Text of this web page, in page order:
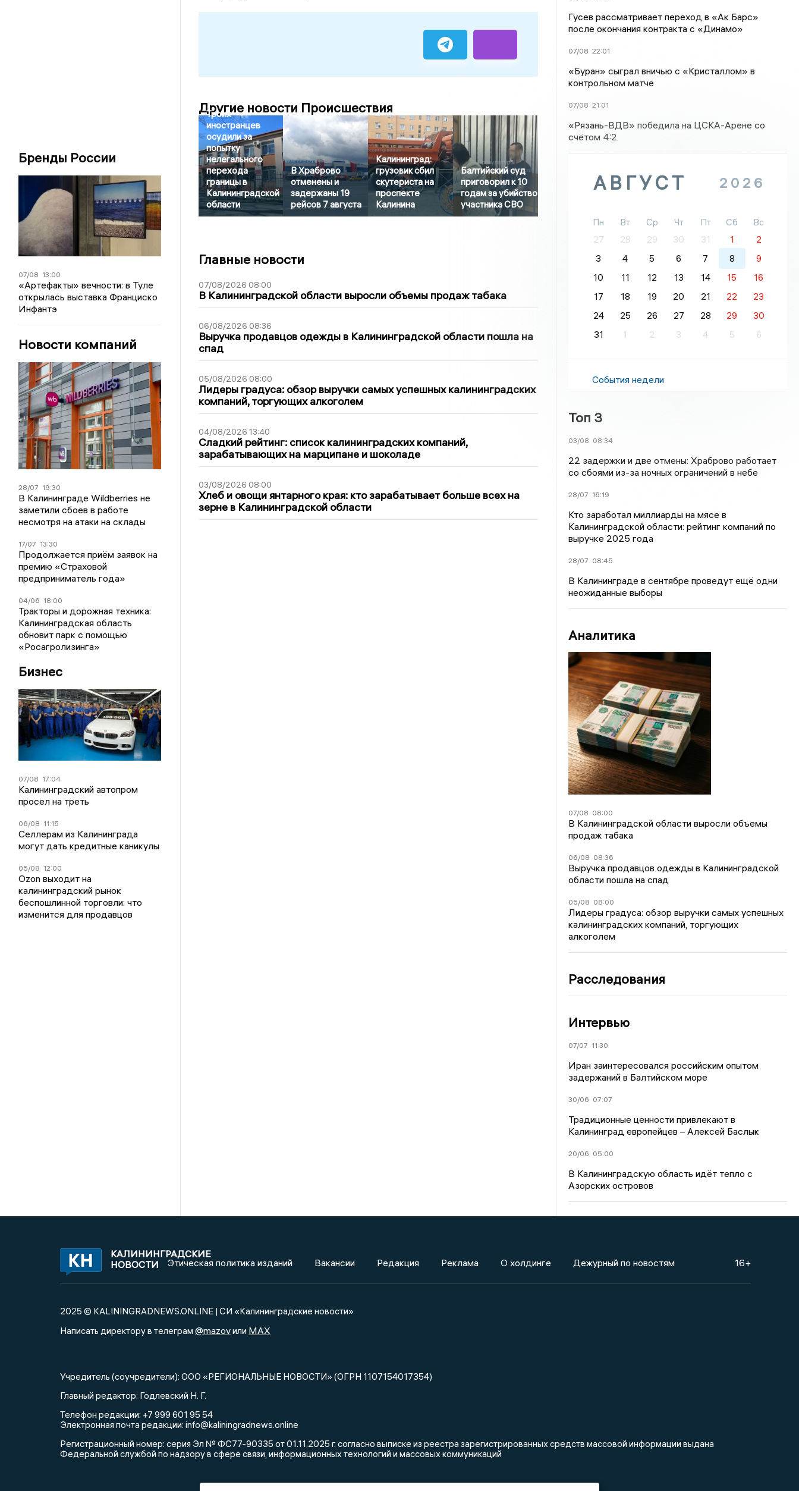
Бренды России
07/08 13:00
«Артефакты» вечности: в Туле
открылась выставка Франциско
Инфантэ
Новости компаний
28/07 19:30
В Калининграде Wildberries не
заметили сбоев в работе
несмотря на атаки на склады
17/07 13:30
Продолжается приём заявок на
премию «Страховой
предприниматель года»
04/06 18:00
Тракторы и дорожная техника:
Калининградская область
обновит парк с помощью
«Росагролизинга»
Бизнес
07/08 17:04
Калининградский автопром
просел на треть
06/08 11:15
Селлерам из Калининграда
могут дать кредитные каникулы
05/08 12:00
Ozon выходит на
калининградский рынок
беспошлинной торговли: что
изменится для продавцов
Другие новости Происшествия
Троих
иностранцев
осудили за
попытку
нелегального
перехода
границы в
Калининградской
области
В Храброво
отменены и
задержаны 19
рейсов 7 августа
Калининград:
грузовик сбил
скутериста на
проспекте
Калинина
Балтийский суд
приговорил к 10
годам за убийство
участника СВО
Главные новости
07/08/2026 08:00
В Калининградской области выросли объемы продаж табака
06/08/2026 08:36
Выручка продавцов одежды в Калининградской области пошла на
спад
05/08/2026 08:00
Лидеры градуса: обзор выручки самых успешных калининградских
компаний, торгующих алкоголем
04/08/2026 13:40
Сладкий рейтинг: список калининградских компаний,
зарабатывающих на марципане и шоколаде
03/08/2026 08:00
Хлеб и овощи янтарного края: кто зарабатывает больше всех на
зерне в Калининградской области
Гусев рассматривает переход в «Ак Барс»
после окончания контракта с «Динамо»
07/08 22:01
«Буран» сыграл вничью с «Кристаллом» в
контрольном матче
07/08 21:01
«Рязань-ВДВ» победила на ЦСКА-Арене со
счётом 4:2
АВГУСТ 2026
Пн Вт Ср Чт Пт Сб
Вс
27
28 29 30 31 1
2
3
4 5 6 7 8
9
10
11 12 13 14 15
16
17
18 19 20 21 22
23
24
25 26 27 28 29
30
31
1 2 3 4 5 6
События недели
Топ 3
03/08 08:34
22 задержки и две отмены: Храброво работает
со сбоями из-за ночных ограничений в небе
28/07 16:19
Кто заработал миллиарды на мясе в
Калининградской области: рейтинг компаний по
выручке 2025 года
28/07 08:45
В Калининграде в сентябре проведут ещё одни
неожиданные выборы
Аналитика
07/08 08:00
В Калининградской области выросли объемы
продаж табака
06/08 08:36
Выручка продавцов одежды в Калининградской
области пошла на спад
05/08 08:00
Лидеры градуса: обзор выручки самых успешных
калининградских компаний, торгующих
алкоголем
Расследования
Интервью
07/07 11:30
Иран заинтересовался российским опытом
задержаний в Балтийском море
30/06 07:07
Традиционные ценности привлекают в
Калининград европейцев – Алексей Баслык
20/06 05:00
В Калининградскую область идёт тепло с
Азорских островов
КАЛИНИНГРАДСКИЕ
НОВОСТИ
Этическая политика изданий Вакансии Редакция Реклама О холдинге Дежурный по новостям 16+
2025 © KALININGRADNEWS.ONLINE | СИ «Калининградские новости»
Написать директору в телеграм @mazovили MAX
Учредитель (соучредители): ООО «РЕГИОНАЛЬНЫЕ НОВОСТИ» (ОГРН 1107154017354)
Главный редактор: Годлевский Н. Г.
Телефон редакции: +7 999 601 95 54
Электронная почта редакции: info@kaliningradnews.online
Регистрационный номер: серия Эл № ФС77-90335 от 01.11.2025 г. согласно выписке из реестра зарегистрированных средств массовой информации выдана
Федеральной службой по надзору в сфере связи, информационных технологий и массовых коммуникаций